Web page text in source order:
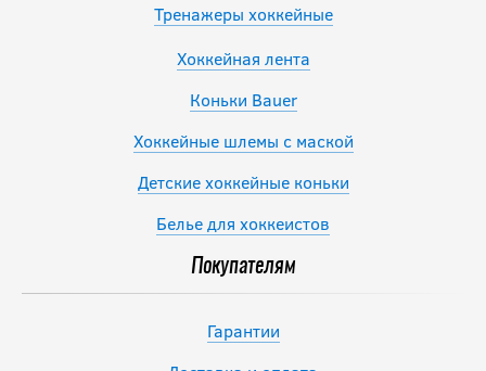
Тренажеры хоккейные
Хоккейная лента
Коньки Bauer
Хоккейные шлемы с маской
Детские хоккейные коньки
Белье для хоккеистов
Покупателям
Гарантии